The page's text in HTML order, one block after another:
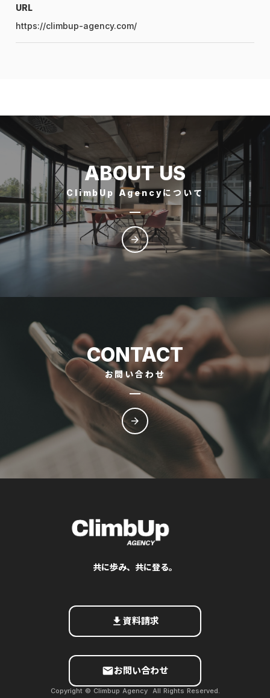
URL
https://climbup-agency.com/
ABOUT US
ClimbUp Agencyについて
arrow_forward
CONTACT
お問い合わせ
arrow_forward
共に歩み、共に登る。
get_app 資料請求
emailお問い合わせ
Copyright © Climbup Agency All Rights Reserved.